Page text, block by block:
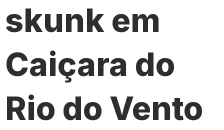
skunk em
Caiçara do
Rio do Vento